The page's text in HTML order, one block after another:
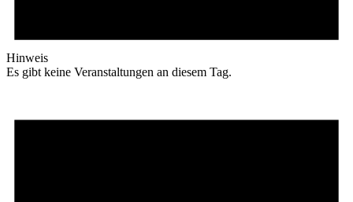
Hinweis
Es gibt keine Veranstaltungen an diesem Tag.